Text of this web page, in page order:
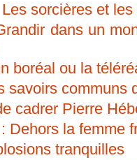
sorcières et
dans un
boréal ou la
savoirs communs
cadrer Pierre
Dehors la femme
tranquilles